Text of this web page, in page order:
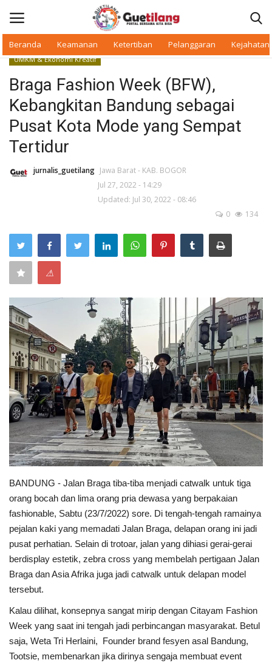
Beranda Keamanan Ketertiban Pelanggaran Kejahatan
Beranda
Daerah
Makan Bergizi
Pelanggaran
Ketertiban
Kejahatan
Cybers Event
UMKM & Ekonomi Kreatif
Pekerja Migran Indonesia
Ekonomi
Pendidikan
Informasi Journalism
Olahraga
Kesehatan
Perempuan/Anak
UMKM & Ekonomi Kreatif
Braga Fashion Week (BFW),
Kebangkitan Bandung sebagai
Pusat Kota Mode yang Sempat
Tertidur
jurnalis_guetilang Jawa Barat - KAB. BOGOR
Jul 27, 2022 - 14:29
Updated: Jul 30, 2022 - 08:46
0
134
⚠
BANDUNG - Jalan Braga tiba-tiba menjadi catwalk untuk tiga
orang bocah dan lima orang pria dewasa yang berpakaian
fashionable, Sabtu (23/7/2022) sore. Di tengah-tengah ramainya
pejalan kaki yang memadati Jalan Braga, delapan orang ini jadi
pusat perhatian. Selain di trotoar, jalan yang dihiasi gerai-gerai
berdisplay estetik, zebra cross yang membelah pertigaan Jalan
Braga dan Asia Afrika juga jadi catwalk untuk delapan model
tersebut.
Kalau dilihat, konsepnya sangat mirip dengan Citayam Fashion
Week yang saat ini tengah jadi perbincangan masyarakat. Betul
saja, Weta Tri Herlaini, Founder brand fesyen asal Bandung,
Tootsie, membenarkan jika dirinya sengaja membuat event